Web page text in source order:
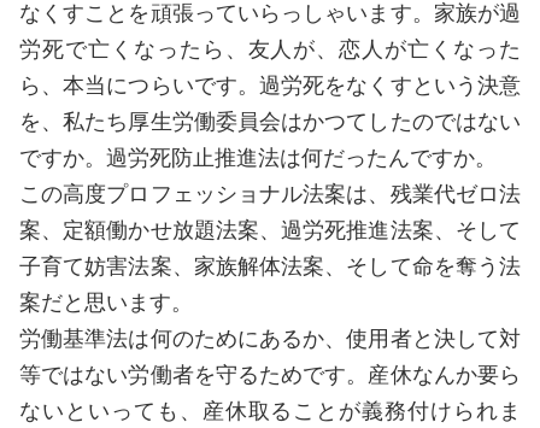
なくすことを頑張っていらっしゃいます。家族が過
労死で亡くなったら、友人が、恋人が亡くなった
ら、本当につらいです。過労死をなくすという決意
を、私たち厚生労働委員会はかつてしたのではない
ですか。過労死防止推進法は何だったんですか。
この高度プロフェッショナル法案は、残業代ゼロ法
案、定額働かせ放題法案、過労死推進法案、そして
子育て妨害法案、家族解体法案、そして命を奪う法
案だと思います。
労働基準法は何のためにあるか、使用者と決して対
等ではない労働者を守るためです。産休なんか要ら
ないといっても、産休取ることが義務付けられま